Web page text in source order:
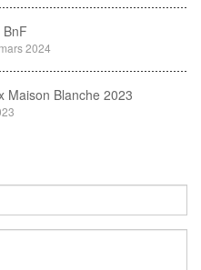
2024
Maison Blanche 2023